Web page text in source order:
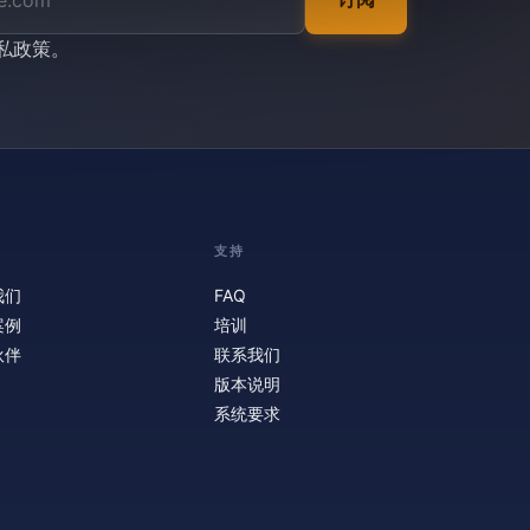
政策。
们
例
伴
支持
FAQ
培训
联系我们
版本说明
系统要求